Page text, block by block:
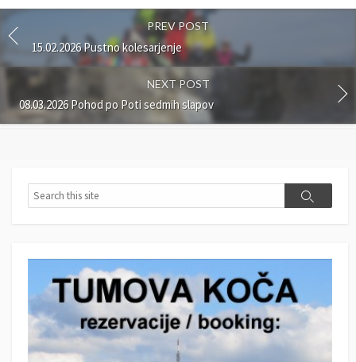
PREV POST
15.02.2026 Pustno kolesarjenje
NEXT POST
08.03.2026 Pohod po Poti sedmih slapov
e
S
c